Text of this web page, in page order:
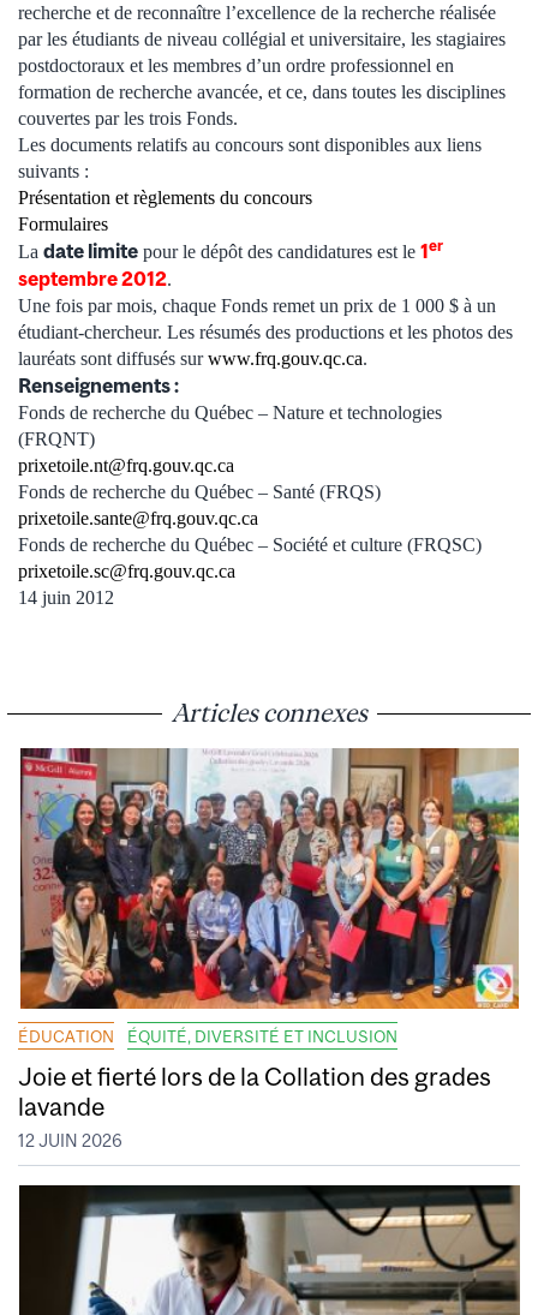
recherche et de reconnaître l’excellence de la recherche réalisée
par les étudiants de niveau collégial et universitaire, les stagiaires
postdoctoraux et les membres d’un ordre professionnel en
formation de recherche avancée, et ce, dans toutes les disciplines
couvertes par les trois Fonds.
Les documents relatifs au concours sont disponibles aux liens
suivants :
Présentation et règlements du concours
Formulaires
La date limite pour le dépôt des candidatures est le 1er
septembre 2012.
Une fois par mois, chaque Fonds remet un prix de 1 000 $ à un
étudiant-chercheur. Les résumés des productions et les photos des
lauréats sont diffusés surwww.frq.gouv.qc.ca.
Renseignements :
Fonds de recherche du Québec – Nature et technologies
(FRQNT)
prixetoile.nt@frq.gouv.qc.ca
Fonds de recherche du Québec – Santé (FRQS)
prixetoile.sante@frq.gouv.qc.ca
Fonds de recherche du Québec – Société et culture (FRQSC)
prixetoile.sc@frq.gouv.qc.ca
14 juin 2012
Articles connexes
ÉDUCATION ÉQUITÉ, DIVERSITÉ ET INCLUSION
Joie et fierté lors de la Collation des grades
lavande
12 JUIN 2026